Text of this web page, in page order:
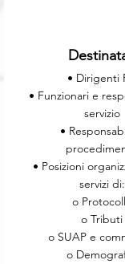
• Dirigenti
• Funzionari e
servizio
•
• Posizioni
servizi di:
o
o Tributi
o SUAP e
o